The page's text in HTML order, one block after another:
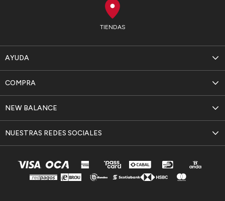
TIENDAS
AYUDA
NEW BALANCE
COMPRA
NUESTRAS REDES SOCIALES